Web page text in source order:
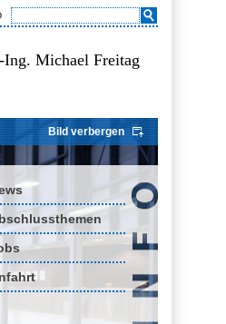
Michael Freitag
Bild verbergen